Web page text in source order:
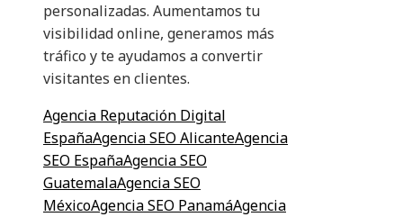
personalizadas. Aumentamos tu
visibilidad online, generamos más
tráfico y te ayudamos a convertir
visitantes en clientes.
Agencia Reputación Digital
EspañaAgencia SEO AlicanteAgencia
SEO EspañaAgencia SEO
GuatemalaAgencia SEO
MéxicoAgencia SEO PanamáAgencia